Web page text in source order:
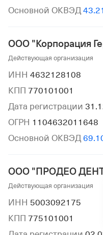
Основной ОКВЭД 43.21
ООО "Корпорация
Действующая организация
ИНН 4632128108
КПП 770101001
Дата регистрации
ОГРН 1104632011648
Основной ОКВЭД
ООО "ПРОДЕО
Действующая организация
ИНН 5003092175
КПП 775101001